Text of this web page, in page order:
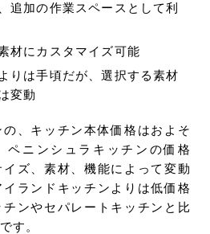
追加の作業スペースとして利
材にカスタマイズ可能
りは手頃だが、選択する素材
変動
、キッチン本体価格はおよそ
ペニンシュラキッチンの価格
ズ、素材、機能によって変動
ランドキッチンよりは低価格
ンやセパレートキッチンと比
す。